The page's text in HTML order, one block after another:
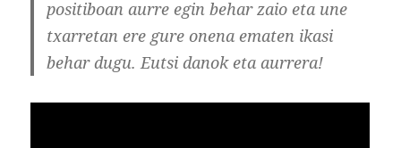
positiboan aurre egin behar zaio eta une
txarretan ere gure onena ematen ikasi
behar dugu. Eutsi danok eta aurrera!